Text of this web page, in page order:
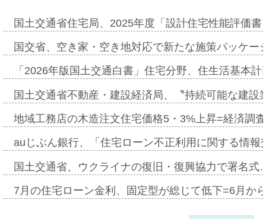
国土交通省住宅局、2025年度「設計住宅性能評価
国交省、空き家・空き地対応で新たな施策パッケ
「2026年版国土交通白書」住宅分野、住生活基本
国土交通省不動産・建設経済局、〝持続可能な建
地域工務店の木造注文住宅価格5・3%上昇=経済調
auじぶん銀行、「住宅ローン不正利用に関する情
国土交通省、ウクライナの復旧・復興協力で署名
7月の住宅ローン金利、固定型が総じて低下=6月か